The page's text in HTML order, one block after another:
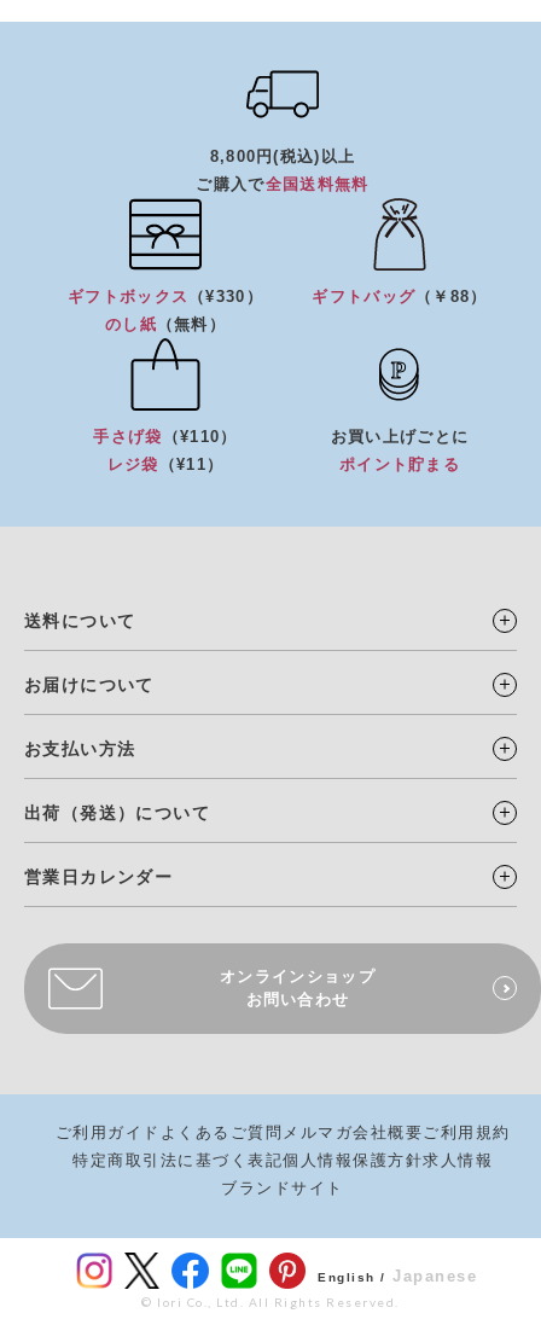
8,800円(税込)以上
ご購入で全国送料無料
ギフトボックス
（¥330）
のし紙 （無料）
ギフトバッグ （￥88）
手さげ袋
（¥110）
レジ袋
（¥11）
お買い上げごとに
ポイント貯まる
送料について
お届けについて
お支払い方法
出荷（発送）について
営業日カレンダー
オンラインショップ
お問い合わせ
ご利用ガイド よくあるご質問 メルマガ会社概要 ご利用規約
特定商取引法に基づく表記個人情報保護方針求人情報
ブランドサイト
English / Japanese
© Iori Co., Ltd. All Rights Reserved.